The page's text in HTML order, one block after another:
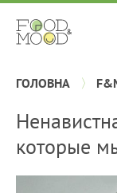
ГОЛОВНА
которые